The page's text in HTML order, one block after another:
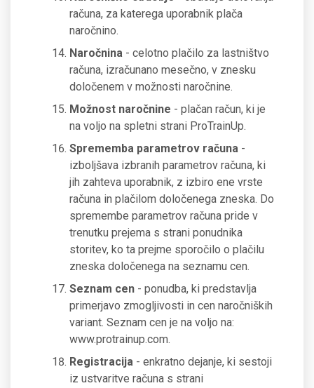
računa, za katerega uporabnik plača
naročnino.
Naročnina - celotno plačilo za lastništvo
računa, izračunano mesečno, v znesku
določenem v možnosti naročnine.
Možnost naročnine - plačan račun, ki je
na voljo na spletni strani ProTrainUp.
Sprememba parametrov računa -
izboljšava izbranih parametrov računa, ki
jih zahteva uporabnik, z izbiro ene vrste
računa in plačilom določenega zneska. Do
spremembe parametrov računa pride v
trenutku prejema s strani ponudnika
storitev, ko ta prejme sporočilo o plačilu
zneska določenega na seznamu cen.
Seznam cen - ponudba, ki predstavlja
primerjavo zmogljivosti in cen naročniških
variant. Seznam cen je na voljo na:
www.protrainup.com.
Registracija - enkratno dejanje, ki sestoji
iz ustvaritve računa s strani